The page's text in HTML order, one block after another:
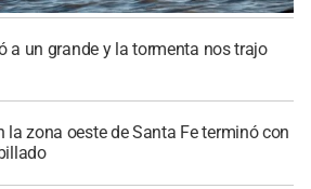
a un grande y la tormenta nos trajo
la zona oeste de Santa Fe terminó con